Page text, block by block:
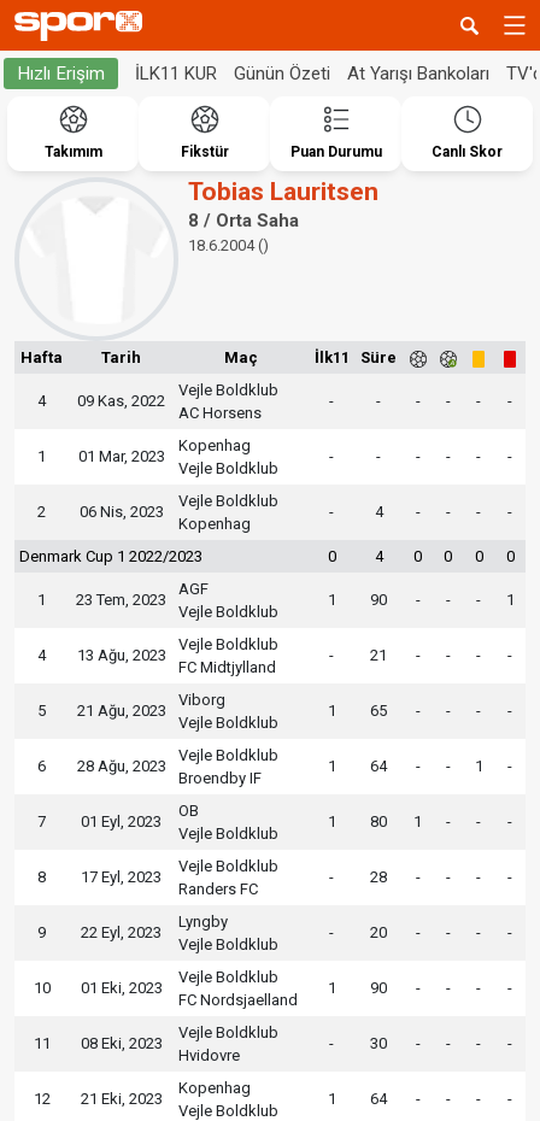
Hızlı Erişim İLK11 KUR Günün Özeti At Yarışı Bankoları
Takımım Fikstür Puan Durumu Canlı Skor
Tobias Lauritsen
8 / Orta Saha
18.6.2004 ()
Hafta Tarih Maç İlk11 Süre
4 09 Kas, 2022
Vejle Boldklub
AC Horsens
- - - - - -
1 01 Mar, 2023
Kopenhag
Vejle Boldklub
- - - - - -
2 06 Nis, 2023
Vejle Boldklub
Kopenhag
- 4 - - - -
Denmark Cup 1 2022/2023 0 4 0 0 0 0
1 23 Tem, 2023
AGF
Vejle Boldklub
1 90 - - - 1
4 13 Ağu, 2023
Vejle Boldklub
FC Midtjylland
- 21 - - - -
5 21 Ağu, 2023
Viborg
Vejle Boldklub
1 65 - - - -
6 28 Ağu, 2023
Vejle Boldklub
Broendby IF
1 64 - - 1 -
7 01 Eyl, 2023
OB
Vejle Boldklub
1 80 1 - - -
8 17 Eyl, 2023
Vejle Boldklub
Randers FC
- 28 - - - -
9 22 Eyl, 2023
Lyngby
Vejle Boldklub
- 20 - - - -
10 01 Eki, 2023
Vejle Boldklub
FC Nordsjaelland
1 90 - - - -
11 08 Eki, 2023
Vejle Boldklub
Hvidovre
- 30 - - - -
12 21 Eki, 2023
Kopenhag
Vejle Boldklub
1 64 - - - -